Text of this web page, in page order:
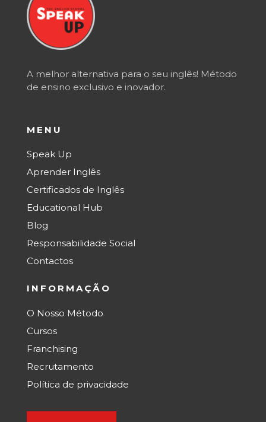
A melhor alternativa para o seu inglês! Método
de ensino exclusivo e inovador.
MENU
Speak Up
Aprender Inglês
Certificados de Inglês
Educational Hub
Blog
Responsabilidade Social
Contactos
INFORMAÇÃO
O Nosso Método
Cursos
Franchising
Recrutamento
Política de privacidade